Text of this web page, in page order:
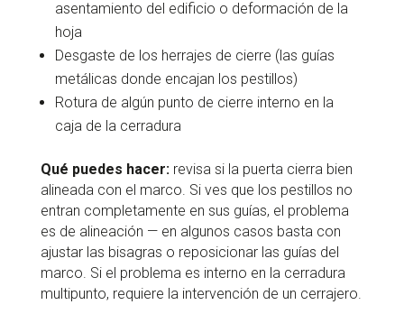
asentamiento del edificio o deformación de la
hoja
Desgaste de los herrajes de cierre (las guías
metálicas donde encajan los pestillos)
Rotura de algún punto de cierre interno en la
caja de la cerradura
Qué puedes hacer:revisa si la puerta cierra bien
alineada con el marco. Si ves que los pestillos no
entran completamente en sus guías, el problema
es de alineación — en algunos casos basta con
ajustar las bisagras o reposicionar las guías del
marco. Si el problema es interno en la cerradura
multipunto, requiere la intervención de un cerrajero.